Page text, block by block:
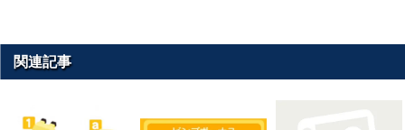
関連記事